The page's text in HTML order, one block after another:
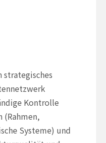
strategisches
Kontrolle
(Rahmen,
Systeme) und